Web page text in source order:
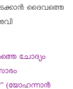
ദൈവത്തെ
ചോദ്യം
(യോഹന്നാൻ